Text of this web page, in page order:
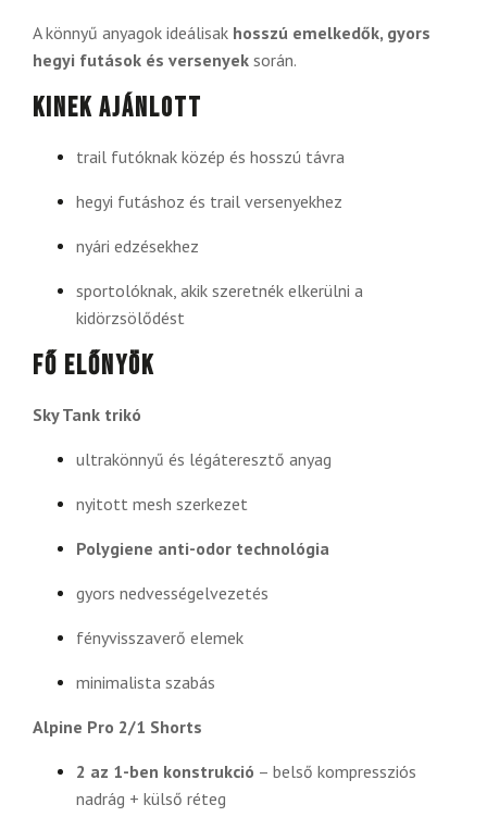
A könnyű anyagok ideálisak hosszú emelkedők, gyors
hegyi futások és versenyek során.
Kinek ajánlott
trail futóknak közép és hosszú távra
hegyi futáshoz és trail versenyekhez
nyári edzésekhez
sportolóknak, akik szeretnék elkerülni a
kidörzsölődést
Fő előnyök
Sky Tank trikó
ultrakönnyű és légáteresztő anyag
nyitott mesh szerkezet
Polygiene anti-odor technológia
gyors nedvességelvezetés
fényvisszaverő elemek
minimalista szabás
Alpine Pro 2/1 Shorts
2 az 1-ben konstrukció – belső kompressziós
nadrág + külső réteg